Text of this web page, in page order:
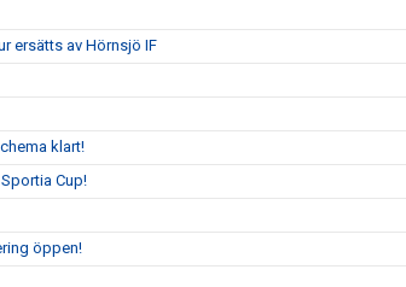
ersätts av Hörnsjö IF
klart!
Cup!
öppen!